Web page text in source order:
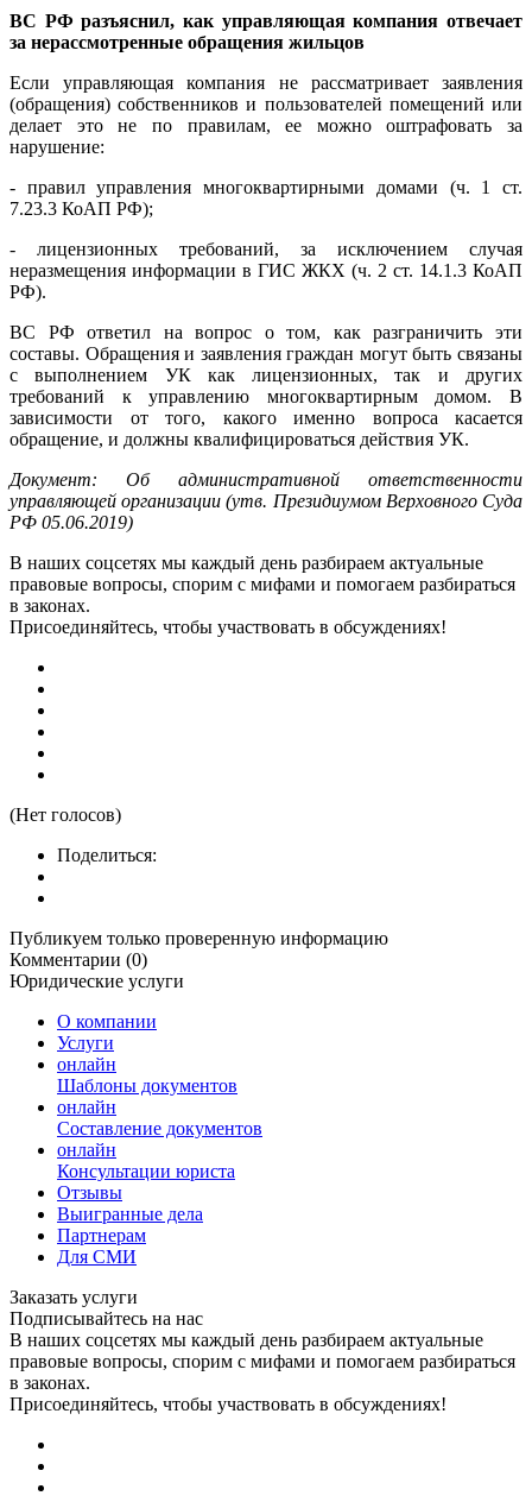
ВС РФ разъяснил, как управляющая компания отвечает
за нерассмотренные обращения жильцов
Если управляющая компания не рассматривает заявления
(обращения) собственников и пользователей помещений или
делает это не по правилам, ее можно оштрафовать за
нарушение:
- правил управления многоквартирными домами (ч. 1 ст.
7.23.3 КоАП РФ);
- лицензионных требований, за исключением случая
неразмещения информации в ГИС ЖКХ (ч. 2 ст. 14.1.3 КоАП
РФ).
ВС РФ ответил на вопрос о том, как разграничить эти
составы. Обращения и заявления граждан могут быть связаны
с выполнением УК как лицензионных, так и других
требований к управлению многоквартирным домом. В
зависимости от того, какого именно вопроса касается
обращение, и должны квалифицироваться действия УК.
Документ: Об административной ответственности
управляющей организации (утв. Президиумом Верховного Суда
РФ 05.06.2019)
В наших соцсетях мы каждый день разбираем актуальные
правовые вопросы, спорим с мифами и помогаем разбираться
в законах.
Присоединяйтесь, чтобы участвовать в обсуждениях!
(Нет голосов)
Поделиться:
Публикуем только проверенную информацию
Комментарии (0)
Юридические услуги
О компании
Услуги
онлайн
Шаблоны документов
онлайн
Составление документов
онлайн
Консультации юриста
Отзывы
Выигранные дела
Партнерам
Для СМИ
Заказать услуги
Подписывайтесь на нас
В наших соцсетях мы каждый день разбираем актуальные
правовые вопросы, спорим с мифами и помогаем разбираться
в законах.
Присоединяйтесь, чтобы участвовать в обсуждениях!